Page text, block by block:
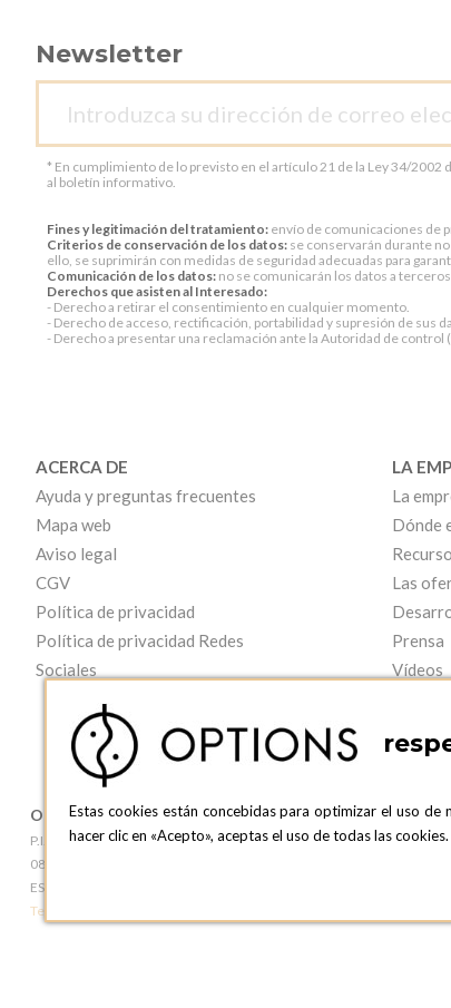
Newsletter
* En cumplimiento de lo previsto en el artículo 21 de la Ley 34/
al boletín informativo.
Fines y legitimación del tratamiento: envío de comunicaciones de
Criterios de conservación de los datos: se conservarán durante
ello, se suprimirán con medidas de seguridad adecuadas para
Comunicación de los datos: no se comunicarán los datos a
Derechos que asisten al Interesado:
- Derecho a retirar el consentimiento en cualquier momento.
- Derecho de acceso, rectificación, portabilidad y supresión de sus
- Derecho a presentar una reclamación ante la Autoridad de
ACERCA DE
Ayuda y preguntas frecuentes
Mapa web
Aviso legal
CGV
Política de privacidad
Política de privacidad Redes
Sociales
LA
La
Dónde
Las
Prensa
Vídeos
OPTIONS BARCELONA
P.I. Can Bernades-Subirà, C/ Ripollès, 12
08130 Santa Perpetua de Moguda, Barcelona
ESPAñA
Teléfono:
c/
08021
Estas cookies están concebidas para optimizar el uso
hacer clic en «Acepto», aceptas el uso de todas las